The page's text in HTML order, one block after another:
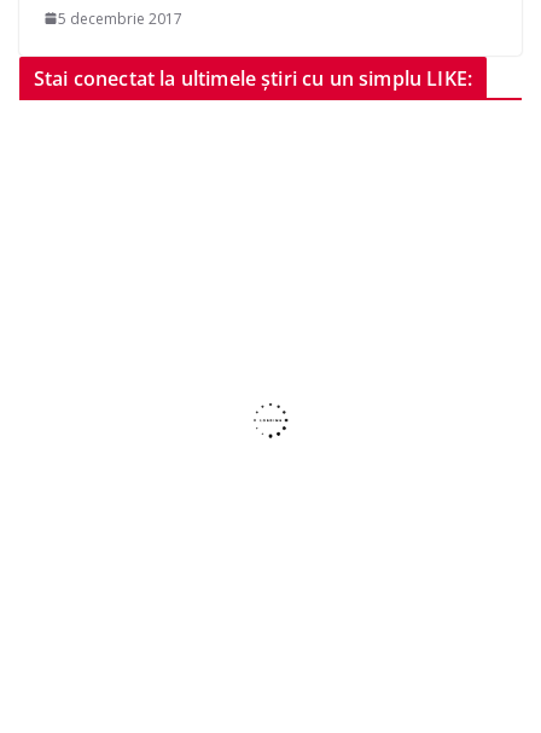
5 decembrie 2017
Stai conectat la ultimele știri cu un simplu LIKE: